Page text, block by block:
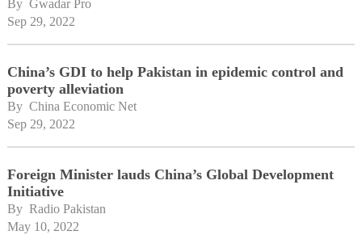
By Gwadar Pro
Sep 29, 2022
China’s GDI to help Pakistan in epidemic control and
poverty alleviation
By China Economic Net
Sep 29, 2022
Foreign Minister lauds China’s Global Development
Initiative
By Radio Pakistan
May 10, 2022